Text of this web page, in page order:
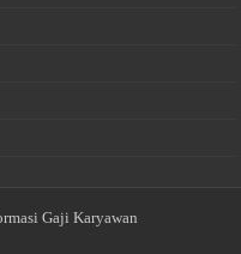
Gaji Karyawan